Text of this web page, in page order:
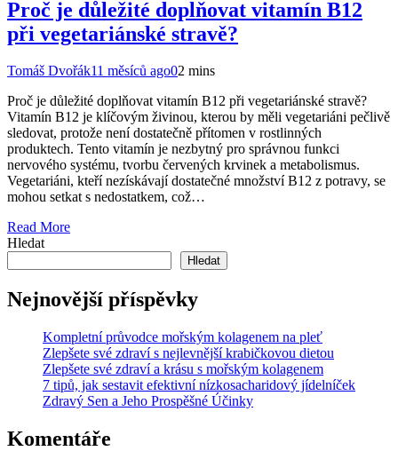
Proč je důležité doplňovat vitamín B12
při vegetariánské stravě?
Tomáš Dvořák11 měsíců ago02 mins
Proč je důležité doplňovat vitamín B12 při vegetariánské stravě?
Vitamín B12 je klíčovým živinou, kterou by měli vegetariáni pečlivě
sledovat, protože není dostatečně přítomen v rostlinných
produktech. Tento vitamín je nezbytný pro správnou funkci
nervového systému, tvorbu červených krvinek a metabolismus.
Vegetariáni, kteří nezískávají dostatečné množství B12 z potravy, se
mohou setkat s nedostatkem, což…
Read More
Hledat
Hledat
Nejnovější příspěvky
Kompletní průvodce mořským kolagenem na pleť
Zlepšete své zdraví s nejlevnější krabičkovou dietou
Zlepšete své zdraví a krásu s mořským kolagenem
7 tipů, jak sestavit efektivní nízkosacharidový jídelníček
Zdravý Sen a Jeho Prospěšné Účinky
Komentáře